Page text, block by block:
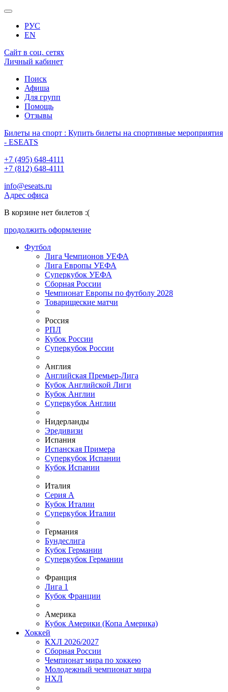
РУС
EN
Сайт в соц. сетях
Личный кабинет
Поиск
Афиша
Для групп
Помощь
Отзывы
Билеты на спорт : Купить билеты на спортивные мероприятия
- ESEATS
+7 (495) 648-4111
+7 (812) 648-4111
info@eseats.ru
Адрес офиса
В корзине нет билетов :(
продолжить оформление
Футбол
Лига Чемпионов УЕФА
Лига Европы УЕФА
Суперкубок УЕФА
Сборная России
Чемпионат Европы по футболу 2028
Товарищеские матчи
Россия
РПЛ
Кубок России
Суперкубок России
Англия
Английская Премьер-Лига
Кубок Английской Лиги
Кубок Англии
Суперкубок Англии
Нидерланды
Эредивизи
Испания
Испанская Примера
Суперкубок Испании
Кубок Испании
Италия
Серия А
Кубок Италии
Суперкубок Италии
Германия
Бундеслига
Кубок Германии
Суперкубок Германии
Франция
Лига 1
Кубок Франции
Америка
Кубок Америки (Копа Америка)
Хоккей
КХЛ 2026/2027
Сборная России
Чемпионат мира по хоккею
Молодежный чемпионат мира
НХЛ